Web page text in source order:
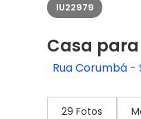
IU22979
Casa
Rua Corumbá -
29 Fotos